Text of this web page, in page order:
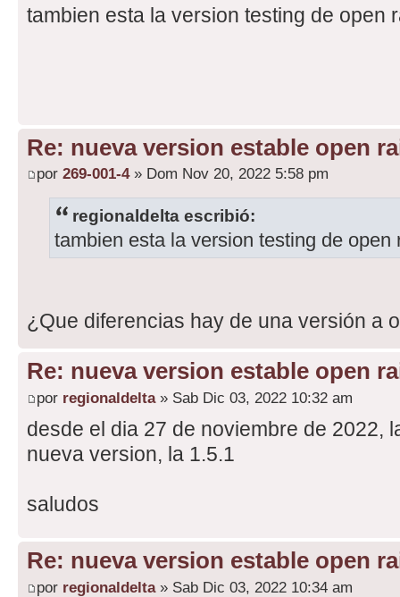
tambien esta la version testing de open
Re: nueva version estable open
por 269-001-4» Dom Nov 20, 2022 5:58 pm
regionaldelta escribió:
tambien esta la version testing de open
¿Que diferencias hay de una versión a
Re: nueva version estable open
por regionaldelta» Sab Dic 03, 2022 10:32 am
desde el dia 27 de noviembre de 2022,
nueva version, la 1.5.1
saludos
Re: nueva version estable open
por regionaldelta» Sab Dic 03, 2022 10:34 am